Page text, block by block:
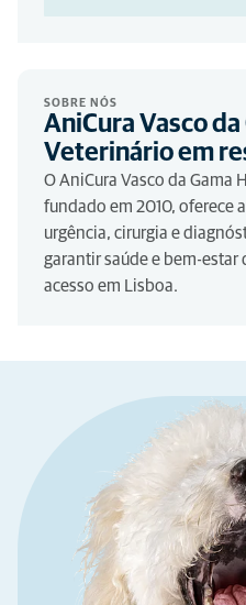
SOBRE NÓS
AniCura Vasco
Veterinário em
O AniCura Vasco da Gama
fundado em 2010, oferece
urgência, cirurgia e
garantir saúde e bem-estar
acesso em Lisboa.